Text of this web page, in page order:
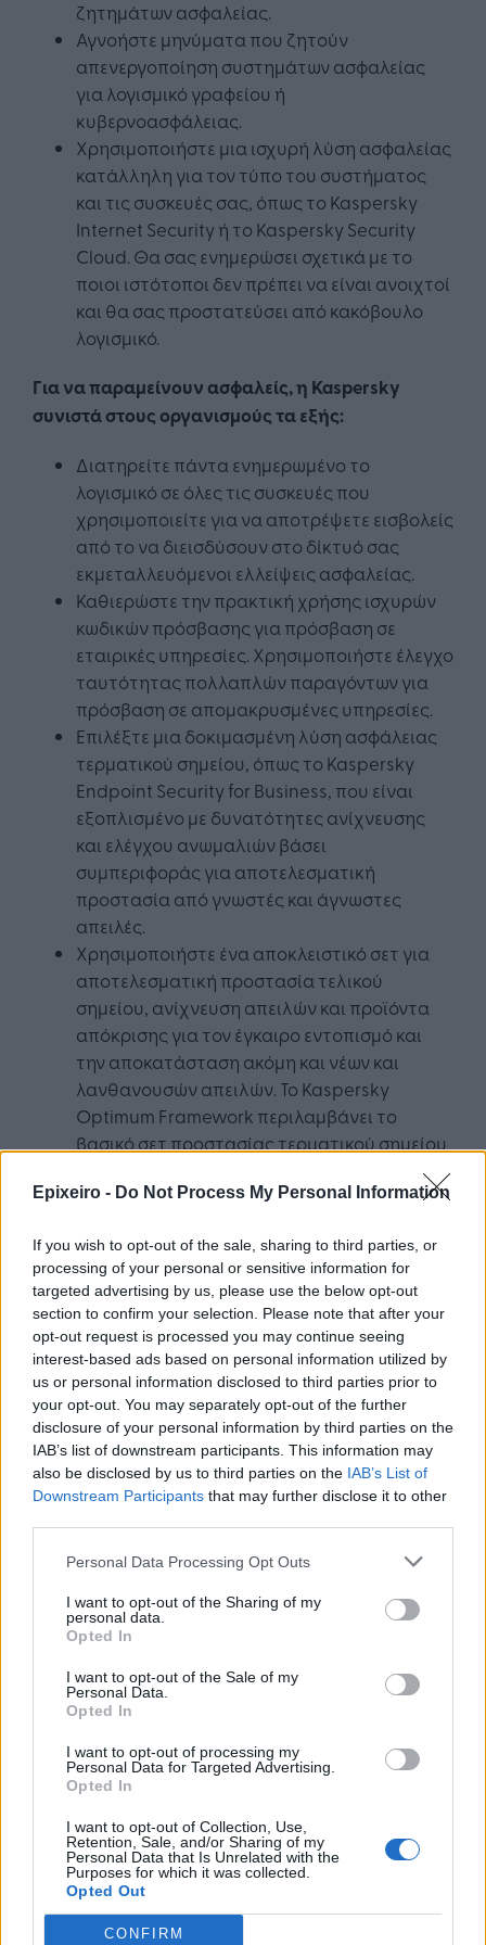
Epixeiro - Do Not Process My Personal Information
If you wish to opt-out of the sale, sharing to third parties, or
processing of your personal or sensitive information for
targeted advertising by us, please use the below opt-out
section to confirm your selection. Please note that after your
opt-out request is processed you may continue seeing
interest-based ads based on personal information utilized by
us or personal information disclosed to third parties prior to
your opt-out. You may separately opt-out of the further
disclosure of your personal information by third parties on the
IAB’s list of downstream participants. This information may
also be disclosed by us to third parties on the IAB’s List of
Downstream Participants that may further disclose it to other
Personal Data Processing Opt Outs
I want to opt-out of the Sharing of my
personal data.
Opted In
I want to opt-out of the Sale of my
Personal Data.
Opted In
I want to opt-out of processing my
Personal Data for Targeted Advertising.
Opted In
I want to opt-out of Collection, Use,
Retention, Sale, and/or Sharing of my
Personal Data that Is Unrelated with the
Purposes for which it was collected.
Opted Out
CONFIRM
ζητημάτων ασφαλείας.
Αγνοήστε μηνύματα που ζητούν
απενεργοποίηση συστημάτων ασφαλείας
για λογισμικό γραφείου ή
κυβερνοασφάλειας.
Χρησιμοποιήστε μια ισχυρή λύση ασφαλείας
κατάλληλη για τον τύπο του συστήματος
και τις συσκευές σας, όπως το Kaspersky
Internet Security ή το Kaspersky Security
Cloud. Θα σας ενημερώσει σχετικά με το
ποιοι ιστότοποι δεν πρέπει να είναι ανοιχτοί
και θα σας προστατεύσει από κακόβουλο
λογισμικό.
Για να παραμείνουν ασφαλείς, η Kaspersky
συνιστά στους οργανισμούς τα εξής:
Διατηρείτε πάντα ενημερωμένο το
λογισμικό σε όλες τις συσκευές που
χρησιμοποιείτε για να αποτρέψετε εισβολείς
από το να διεισδύσουν στο δίκτυό σας
εκμεταλλευόμενοι ελλείψεις ασφαλείας.
Καθιερώστε την πρακτική χρήσης ισχυρών
κωδικών πρόσβασης για πρόσβαση σε
εταιρικές υπηρεσίες. Χρησιμοποιήστε έλεγχο
ταυτότητας πολλαπλών παραγόντων για
πρόσβαση σε απομακρυσμένες υπηρεσίες.
Επιλέξτε μια δοκιμασμένη λύση ασφάλειας
τερματικού σημείου, όπως το Kaspersky
Endpoint Security for Business, που είναι
εξοπλισμένο με δυνατότητες ανίχνευσης
και ελέγχου ανωμαλιών βάσει
συμπεριφοράς για αποτελεσματική
προστασία από γνωστές και άγνωστες
απειλές.
Χρησιμοποιήστε ένα αποκλειστικό σετ για
αποτελεσματική προστασία τελικού
σημείου, ανίχνευση απειλών και προϊόντα
απόκρισης για τον έγκαιρο εντοπισμό και
την αποκατάσταση ακόμη και νέων και
λανθανουσών απειλών. Το Kaspersky
Optimum Framework περιλαμβάνει το
βασικό σετ προστασίας τερματικού σημείου
Ακολουθήστε το στοGoogle News
και μάθετε πρώτοι όλα τα επιχειρηματικά νέα
Δείτε όλες τις τελευταίες επιχειρηματικές
Ειδήσειςαπό την Ελλάδα και τον κόσμο στο
Σχολιάστε